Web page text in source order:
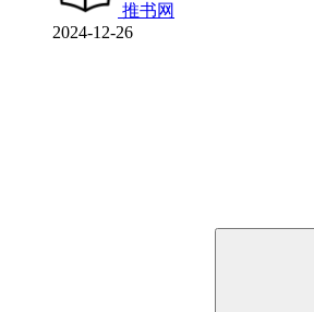
推书网
2024-12-26